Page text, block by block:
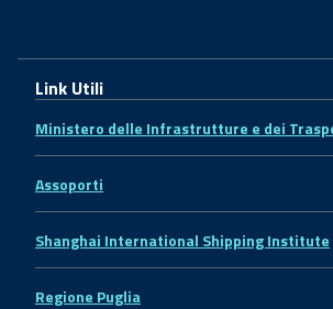
Link Utili
Ministero delle Infrastrutture e dei
Assoporti
Shanghai International Shipping Institute
Regione Puglia